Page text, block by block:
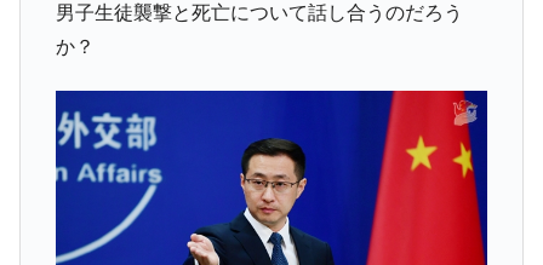
『Money1』
【対日本円】ウォン安が急進！ 日米の協調
に韓国がいっちょがみしたのでは。
『Money1』
韓国政府『BYD』車への補助金を全廃 ⇒ 実
は韓国で『BYD』車は売れている。6カ月で対前年同期比
1.9倍！
『Money1』
在韓米国大使スティールが着韓！⇒ さっそ
く空港に詰めかけ「出て行け！」「極右勢力」のプラカー
ドを掲げる「在韓反米勢力」
男子生徒襲撃と死亡について話し合うのだろう
か？